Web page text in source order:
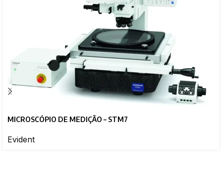
MICROSCÓPIO DE MEDIÇÃO – STM7
Evident